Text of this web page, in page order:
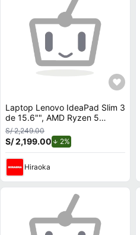
Laptop Lenovo IdeaPad Slim 3
de 15.6"", AMD Ryzen 5
7520U, 16GB RAM, disco
sólido de 512GB, modelo
82XQ00LYLM + Maletín
S/ 2,249.00
S/ 2,199.00 2%
Hiraoka